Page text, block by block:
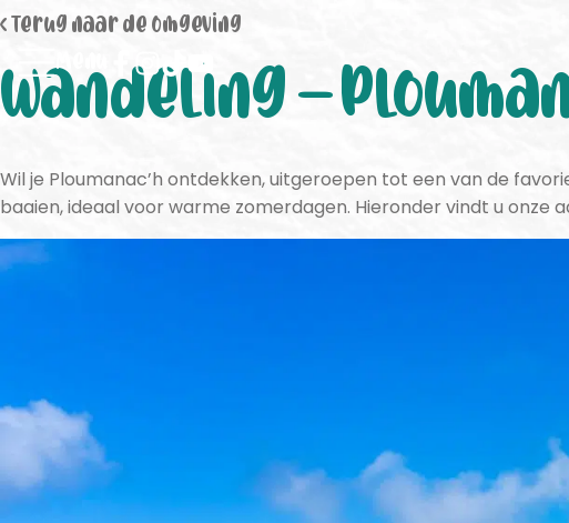
Menu
< Terug naar de omgeving
Wandeling –
Wil je Ploumanac’h ontdekken, uitgeroepen tot een van de
baaien, ideaal voor warme zomerdagen. Hieronder vindt u onze